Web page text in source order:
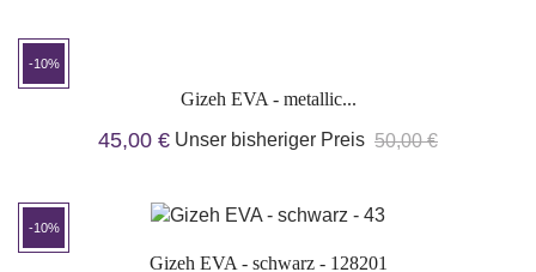
-10%
Gizeh EVA - metallic...
45,00 € Unser bisheriger Preis 50,00 €
-10%
Gizeh EVA - schwarz - 128201